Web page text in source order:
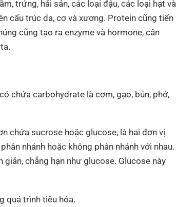
trứng, hải sản, các loại đậu, các loại hạt và
cấu trúc da, cơ và xương. Protein cũng tiến
cũng tạo ra enzyme và hormone, cân
chứa carbohydrate là cơm, gạo, bún, phở,
chứa sucrose hoặc glucose, là hai đơn vị
nhánh hoặc không phân nhánh với nhau.
chẳng hạn như glucose. Glucose này
quá trình tiêu hóa.